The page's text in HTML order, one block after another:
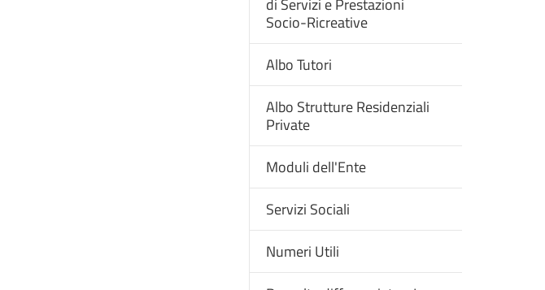
di Servizi e Prestazioni
Socio-Ricreative
Albo Tutori
Albo Strutture Residenziali
Private
Moduli dell'Ente
Servizi Sociali
Numeri Utili